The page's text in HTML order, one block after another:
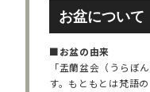
お盆について
■お盆の由来
「盂蘭盆会（うらぼ
す。もともとは梵語